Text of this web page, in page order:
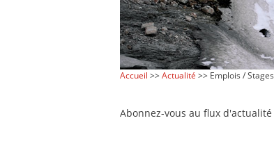
Accueil >>Actualité >> Emplois / Stages
Abonnez-vous au flux d'actualité